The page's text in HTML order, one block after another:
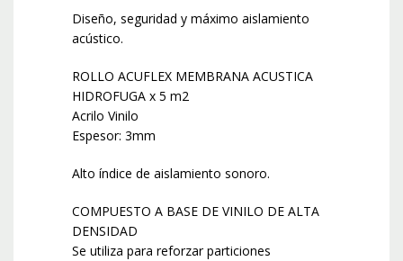
Diseño, seguridad y máximo aislamiento
acústico.
ROLLO ACUFLEX MEMBRANA ACUSTICA
HIDROFUGA x 5 m2
Acrilo Vinilo
Espesor: 3mm
Alto índice de aislamiento sonoro.
COMPUESTO A BASE DE VINILO DE ALTA
DENSIDAD
Se utiliza para reforzar particiones